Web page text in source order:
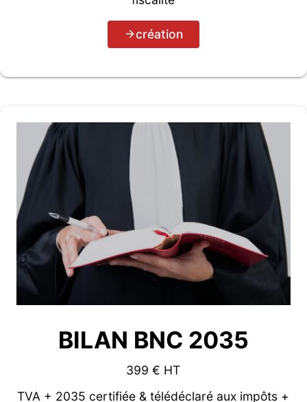
création
BILAN BNC 2035
399 € HT
TVA + 2035 certifiée & télédéclaré aux impôts +